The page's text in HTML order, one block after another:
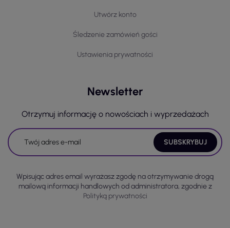
Utwórz konto
Śledzenie zamówień gości
Ustawienia prywatności
Newsletter
Otrzymuj informację o nowościach i wyprzedażach
Wpisując adres email wyrażasz zgodę na otrzymywanie drogą
mailową informacji handlowych od administratora, zgodnie z
Polityką prywatności